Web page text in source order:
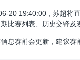
20 19:40:00，苏超
比赛列表、历史交锋及
息赛前会更新，建议